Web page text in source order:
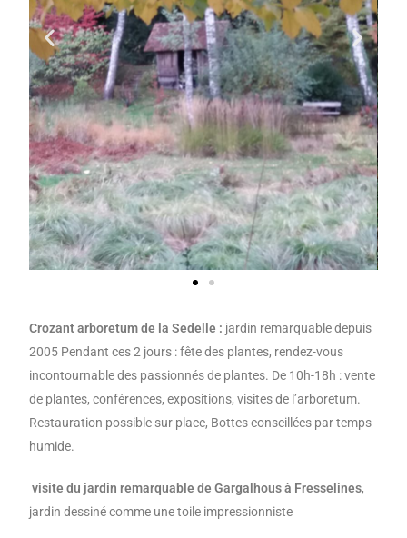
Crozant arboretum de la Sedelle : jardin remarquable depuis
2005 Pendant ces 2 jours : fête des plantes, rendez-vous
incontournable des passionnés de plantes. De 10h-18h : vente
de plantes, conférences, expositions, visites de l’arboretum.
Restauration possible sur place, Bottes conseillées par temps
humide.
visite du jardin remarquable de Gargalhous à Fresselines,
jardin dessiné comme une toile impressionniste